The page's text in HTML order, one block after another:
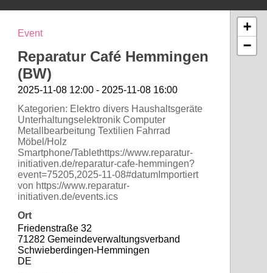
Event
Reparatur Café Hemmingen
(BW)
2025-11-08 12:00 - 2025-11-08 16:00
Kategorien: Elektro divers Haushaltsgeräte
Unterhaltungselektronik Computer
Metallbearbeitung Textilien Fahrrad
Möbel/Holz
Smartphone/Tablethttps://www.reparatur-
initiativen.de/reparatur-cafe-hemmingen?
event=75205,2025-11-08#datumImportiert
von https://www.reparatur-
initiativen.de/events.ics
Ort
Friedenstraße 32
71282 Gemeindeverwaltungsverband
Schwieberdingen-Hemmingen
DE
+
−